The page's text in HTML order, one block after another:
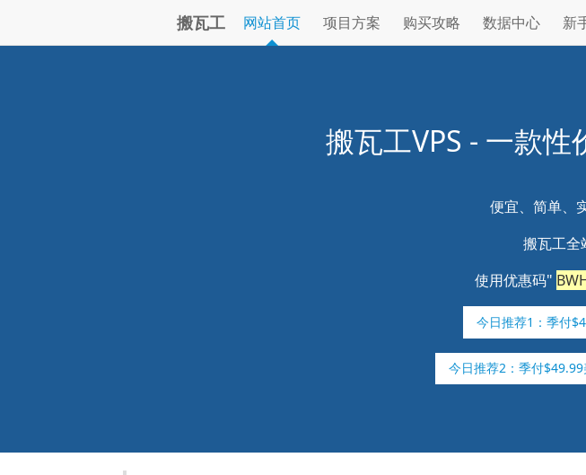
搬瓦工 网站首页 项目方案 购买攻略 数据中心 新
搬瓦工VPS - 一款
便宜、简单、
搬瓦工全
使用优惠码"
今日推荐1：季付
今日推荐2：季付